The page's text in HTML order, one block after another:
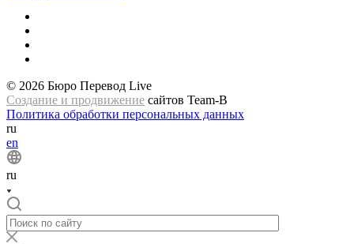
© 2026 Бюро Перевод Live
Создание и продвижение сайтов Team-B
Политика обработки персональных данных
ru
en
ru